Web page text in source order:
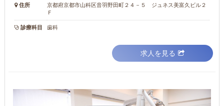
住所
京都府京都市山科区音羽野田町２４－５ ジュネス美富久ビル２
Ｆ
診療科目 歯科
求人を見る